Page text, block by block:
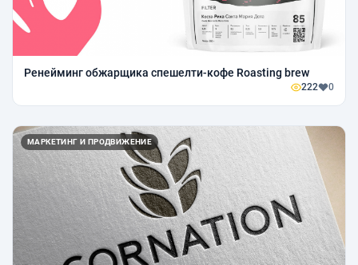
Ренейминг обжарщика спешелти-кофе Roasting brew
222 0
МАРКЕТИНГ И ПРОДВИЖЕНИЕ